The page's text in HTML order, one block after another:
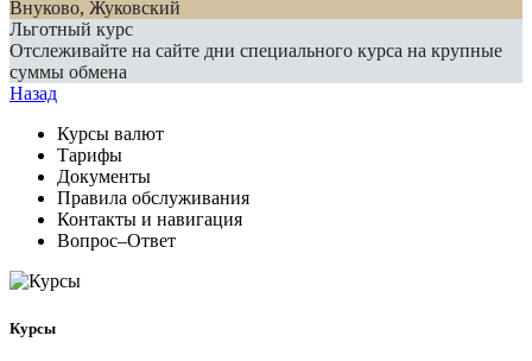
Внуково, Жуковский
Льготный курс
Отслеживайте на сайте дни специального курса на крупные
суммы обмена
Назад
Курсы валют
Тарифы
Документы
Правила обслуживания
Контакты и навигация
Вопрос–Ответ
Курсы